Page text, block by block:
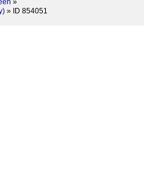
» ID 854051